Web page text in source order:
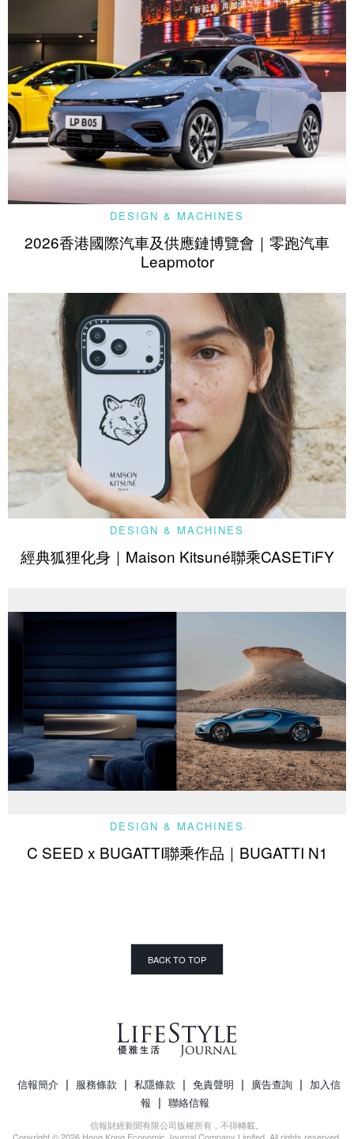
DESIGN & MACHINES
2026香港國際汽車及供應鏈博覽會｜零跑汽車
Leapmotor
DESIGN & MACHINES
經典狐狸化身｜Maison Kitsuné聯乘CASETiFY
DESIGN & MACHINES
C SEED x BUGATTI聯乘作品｜BUGATTI N1
BACK TO TOP
信報簡介 | 服務條款 | 私隱條款 | 免責聲明 | 廣告查詢 | 加入信
報 | 聯絡信報
信報財經新聞有限公司版權所有，不得轉載。